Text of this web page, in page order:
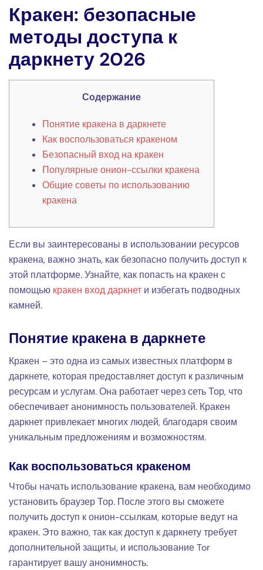
Кракен: безопасные
методы доступа к
даркнету 2026
Содержание
Понятие кракена в даркнете
Как воспользоваться кракеном
Безопасный вход на кракен
Популярные онион-ссылки кракена
Общие советы по использованию
кракена
Если вы заинтересованы в использовании ресурсов
кракена, важно знать, как безопасно получить доступ к
этой платформе. Узнайте, как попасть на кракен с
помощью кракен вход даркнет и избегать подводных
камней.
Понятие кракена в даркнете
Кракен – это одна из самых известных платформ в
даркнете, которая предоставляет доступ к различным
ресурсам и услугам. Она работает через сеть Тор, что
обеспечивает анонимность пользователей. Кракен
даркнет привлекает многих людей, благодаря своим
уникальным предложениям и возможностям.
Как воспользоваться кракеном
Чтобы начать использование кракена, вам необходимо
установить браузер Тор. После этого вы сможете
получить доступ к онион-ссылкам, которые ведут на
кракен. Это важно, так как доступ к даркнету требует
дополнительной защиты, и использование Tor
гарантирует вашу анонимность.